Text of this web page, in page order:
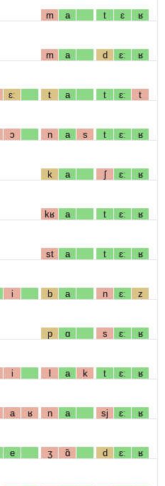
m a t ɛ ʁ
m a d ɛː ʁ
ɛː t a t ɛː t
ɔ n a s t ɛː ʁ
k a ʃ ɛː ʁ
kʁ a t ɛː ʁ
st a t ɛː ʁ
i b a n ɛː z
p ɑ s ɛː ʁ
i l a k t ɛː ʁ
a ʁ n a sj ɛː ʁ
e ʒ ɑ̃ d ɛː ʁ